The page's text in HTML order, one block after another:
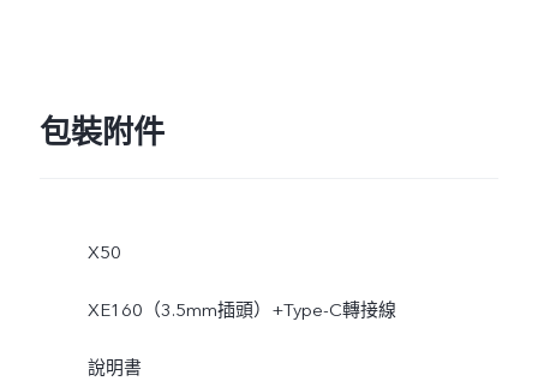
包裝附件
X50
XE160（3.5mm插頭）+Type-C轉接線
說明書